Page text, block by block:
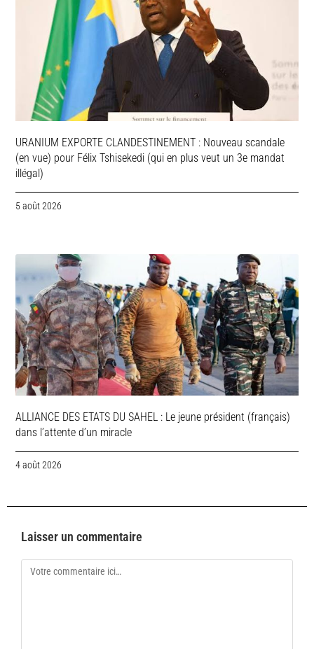
URANIUM EXPORTE CLANDESTINEMENT : Nouveau scandale
(en vue) pour Félix Tshisekedi (qui en plus veut un 3e mandat
illégal)
5 août 2026
ALLIANCE DES ETATS DU SAHEL : Le jeune président (français)
dans l’attente d’un miracle
4 août 2026
Laisser un commentaire